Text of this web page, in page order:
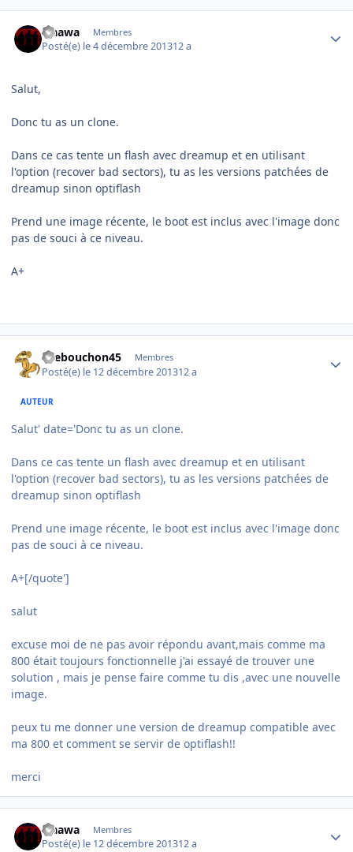
waawa Membres
Posté(e) le 4 décembre 201312 a
Salut,
Donc tu as un clone.
Dans ce cas tente un flash avec dreamup et en utilisant
l'option (recover bad sectors), tu as les versions patchées de
dreamup sinon optiflash
Prend une image récente, le boot est inclus avec l'image donc
pas de souci à ce niveau.
A+
tirebouchon45 Membres
Posté(e) le 12 décembre 201312 a
AUTEUR
Salut' date='Donc tu as un clone.
Dans ce cas tente un flash avec dreamup et en utilisant
l'option (recover bad sectors), tu as les versions patchées de
dreamup sinon optiflash
Prend une image récente, le boot est inclus avec l'image donc
pas de souci à ce niveau.
A+[/quote']
salut
excuse moi de ne pas avoir répondu avant,mais comme ma
800 était toujours fonctionnelle j'ai essayé de trouver une
solution , mais je pense faire comme tu dis ,avec une nouvelle
image.
peux tu me donner une version de dreamup compatible avec
ma 800 et comment se servir de optiflash!!
merci
waawa Membres
Posté(e) le 12 décembre 201312 a